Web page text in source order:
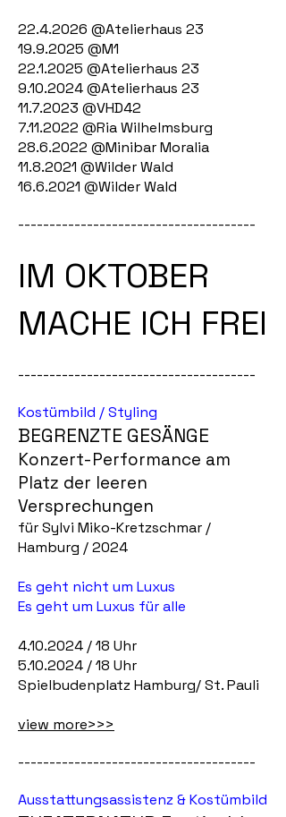
22.4.2026 @Atelierhaus 23
19.9.2025 @M1
22.1.2025 @Atelierhaus 23
9.10.2024@Atelierhaus 23
11.7.2023 @VHD42
7.11.2022 @Ria Wilhelmsburg​
28.6.2022 @Minibar Moralia
11.8.2021 @Wilder Wald
16.6.2021 @Wilder Wald
--------------------------------------
IM OKTOBER
MACHE ICH FREI
--------------------------------------
Kostümbild / Styling
BEGRENZTE GESÄNGE
Konzert-Performance am
Platz der leeren
Versprechungen
für Sylvi Miko-Kretzschmar /
Hamburg / 2024
Es geht nicht um Luxus
Es geht um Luxus für alle
4.10.2024 / 18 Uhr
5.10.2024 / 18 Uhr
Spielbudenplatz Hamburg/ St. Pauli​
view more>>>
--------------------------------------
Ausstattungsassistenz & Kostümbild